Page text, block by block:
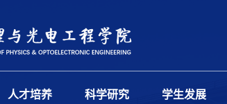
人才培养 科学研究 学生发展